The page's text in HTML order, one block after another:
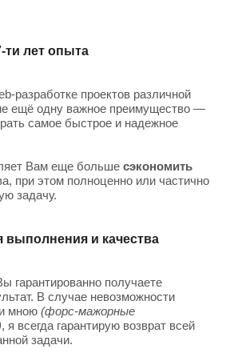
ти лет опыта
разработке проектов различной
ещё одну важное преимущество —
самое быстрое и надежное
Вам еще больше сэкономить
при этом полноценно или частично
задачу.
выполнения и качества
гарантированно получаете
В случае невозможности
мною (форс-мажорные
, я всегда гарантирую возврат всей
задачи.